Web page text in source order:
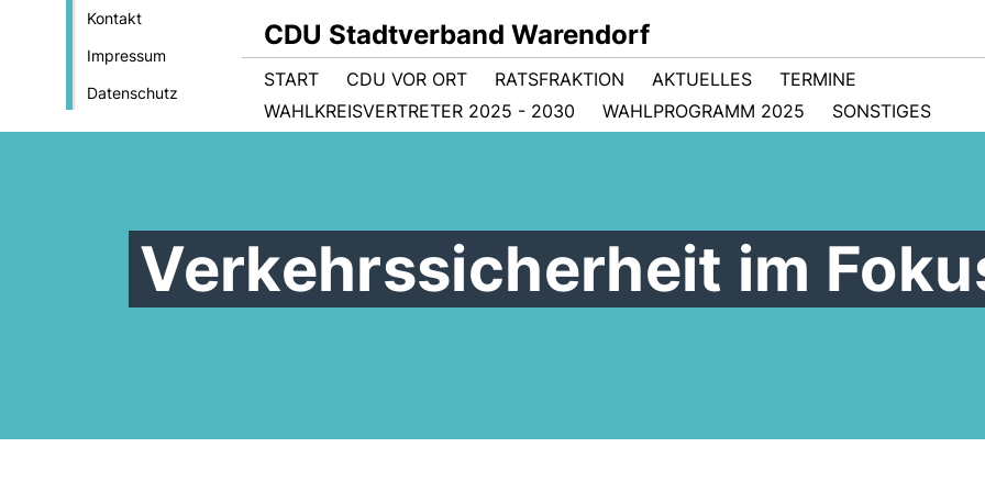
Kontakt
Impressum
Datenschutz
CDU Stadtverband Warendorf
START CDU VOR ORT RATSFRAKTION AKTUELLES
TERMINE
WAHLKREISVERTRETER 2025 - 2030
WAHLPROGRAMM 2025 SONSTIGES
Verkehrssicherheit im